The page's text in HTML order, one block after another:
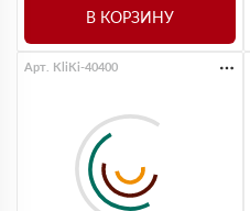
В КОРЗИНУ
Арт. KliKi-40400